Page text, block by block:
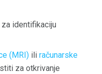
identifikaciju
(MRI) ili računarske
za otkrivanje